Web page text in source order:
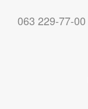
063 229-77-00